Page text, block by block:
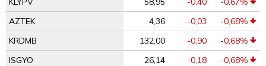
AZTEK
4,36 -0,03
-0,68%
KRDMB
132,00 -0,90
-0,68%
ISGYO
26,14 -0,18
-0,68%